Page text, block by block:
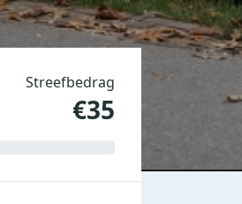
Streefbedrag
€35